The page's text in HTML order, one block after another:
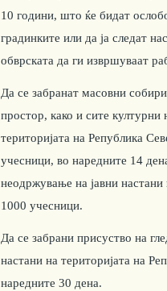
10 години, што ќе бидат
градинките или да ја следат
обврската да ги извршуваат
Да се забранат масовни
простор, како и сите
територијата на Република
учесници, во наредните 14
неодржување на јавни
1000 учесници.
Да се забрани присуство на
настани на територијата на
наредните 30 дена.